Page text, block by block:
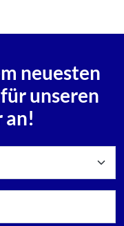
neuesten
unseren
an!